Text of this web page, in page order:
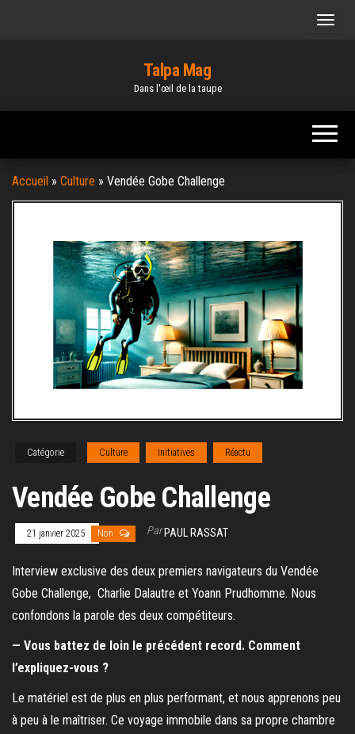
Talpa Mag
Dans l'œil de la taupe
Accueil » Culture » Vendée Gobe Challenge
Catégorie Culture Initiatives Réactu
Vendée Gobe Challenge
21 janvier 2025 Non ParPAUL RASSAT
Interview exclusive des deux premiers navigateurs du Vendée
Gobe Challenge, Charlie Dalautre et Yoann Prudhomme. Nous
confondons la parole des deux compétiteurs.
— Vous battez de loin le précédent record. Comment
l’expliquez-vous ?
Le matériel est de plus en plus performant, et nous apprenons peu
à peu à le maîtriser. Ce voyage immobile dans sa propre chambre